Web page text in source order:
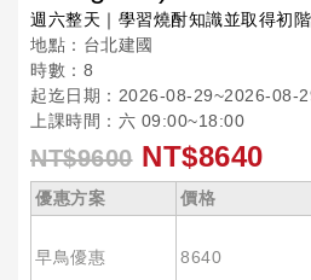
週六整天｜學習燒酎知識並取得初
地點：台北建國
時數：8
起迄日期：2026-08-29~2026-08-
上課時間：六 09:00~18:00
NT$9600 NT$8640
優惠方案 價格
早鳥優惠 8640